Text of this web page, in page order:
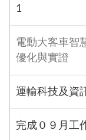
1
電動大客車智
優化與實證
運輸科技及資
完成０９月工